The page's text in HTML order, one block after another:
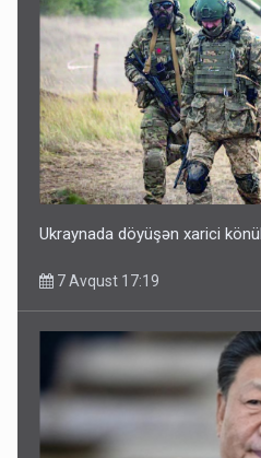
Ukraynada döyüşən xarici
7 Avqust 17:19